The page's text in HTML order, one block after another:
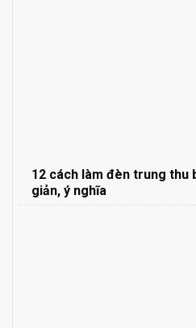
12 cách làm đèn trung thu
giản, ý nghĩa